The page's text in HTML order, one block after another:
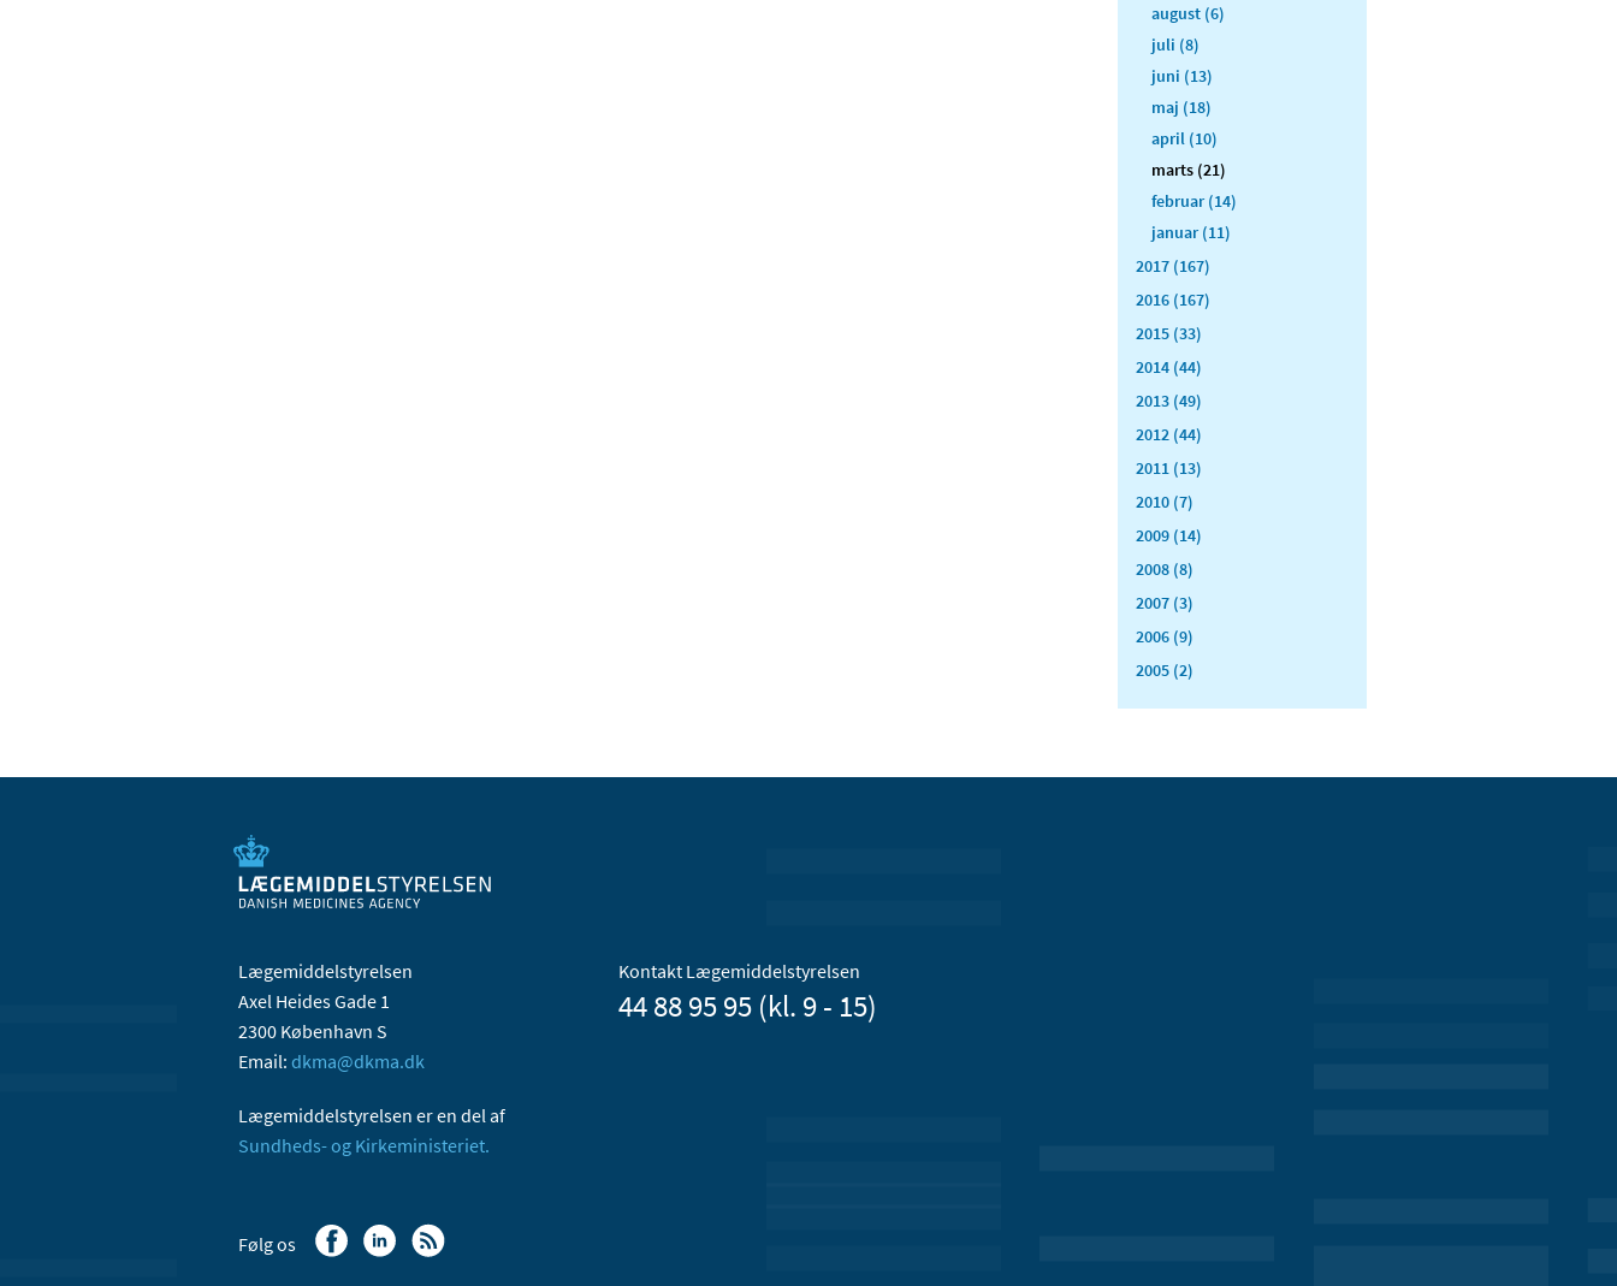
august (6)
juli (8)
juni (13)
maj (18)
april (10)
marts (21)
februar (14)
januar (11)
2017 (167)
2016 (167)
2015 (33)
2014 (44)
2013 (49)
2012 (44)
2011 (13)
2010 (7)
2009 (14)
2008 (8)
2007 (3)
2006 (9)
2005 (2)
Lægemiddelstyrelsen
Axel Heides Gade 1
2300 København S
Email: dkma@dkma.dk
Lægemiddelstyrelsen er en del af
Sundheds- og Kirkeministeriet.
Kontakt Lægemiddelstyrelsen
44 88 95 95 (kl. 9 - 15)
Følg os